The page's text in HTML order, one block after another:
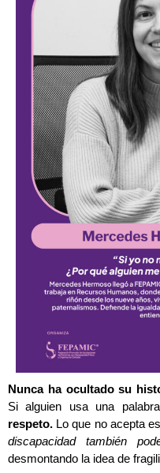
Nunca ha ocultado su
Si alguien usa una
respeto. Lo que no acepta
discapacidad también
desmontando la idea de